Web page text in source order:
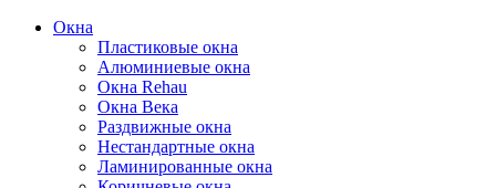
Окна
Пластиковые окна
Алюминиевые окна
Окна Rehau
Окна Века
Раздвижные окна
Нестандартные окна
Ламинированные окна